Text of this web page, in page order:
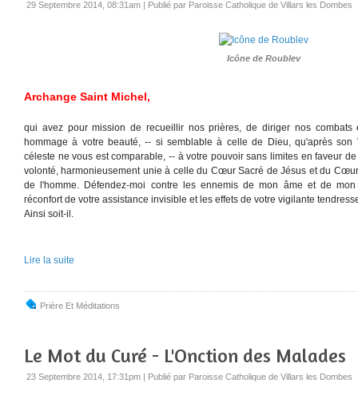
29 Septembre 2014, 08:31am | Publié par Paroisse Catholique de Villars les Dombes
Icône de Roublev
Archange Saint Michel,
qui avez pour mission de recueillir nos prières, de diriger nos
hommage à votre beauté, -- si semblable à celle de Dieu, qu'après son
céleste ne vous est comparable, -- à votre pouvoir sans limites en faveur
volonté, harmonieusement unie à celle du Cœur Sacré de Jésus et du
de l'homme. Défendez-moi contre les ennemis de mon âme et de
réconfort de votre assistance invisible et les effets de votre vigilante
Ainsi soit-il.
Lire la suite
Prière Et Méditations
Le Mot du Curé - L'Onction des Malades
23 Septembre 2014, 17:31pm | Publié par Paroisse Catholique de Villars les Dombes